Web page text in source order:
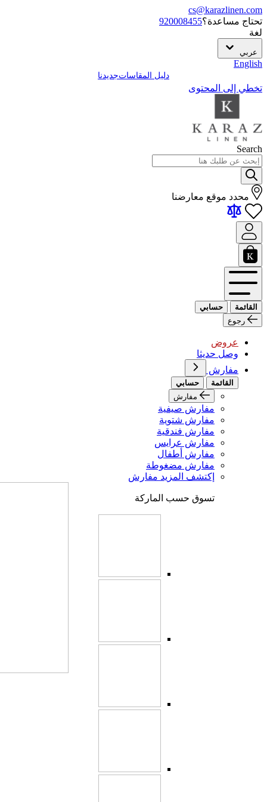
cs@karazlinen.com
تحتاج مساعدة؟920008455
لغة
عربي
English
دليل المقاساتجديدنا
تخطي إلى المحتوى
Search
محدد موقع معارضنا
القائمة
حسابي
رجوع
عروض
وصل حديثا
مفارش
القائمة
حسابي
مفارش
مفارش صيفية
مفارش شتوية
مفارش فندقية
مفارش عرايس
مفارش أطفال
مفارش مضغوطة
إكتشف المزيد مفارش
تسوق حسب الماركة